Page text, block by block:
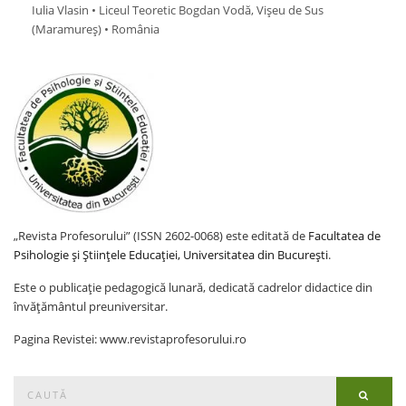
Iulia Vlasin • Liceul Teoretic Bogdan Vodă, Vișeu de Sus
(Maramureş) • România
„Revista Profesorului” (ISSN 2602-0068) este editată de Facultatea de
Psihologie și Științele Educației, Universitatea din București.
Este o publicație pedagogică lunară, dedicată cadrelor didactice din
învățământul preuniversitar.
Pagina Revistei: www.revistaprofesorului.ro